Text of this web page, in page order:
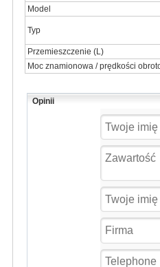
Model
Typ
Przemieszczenie (L)
Moc znamionowa / prędkości
Opinii